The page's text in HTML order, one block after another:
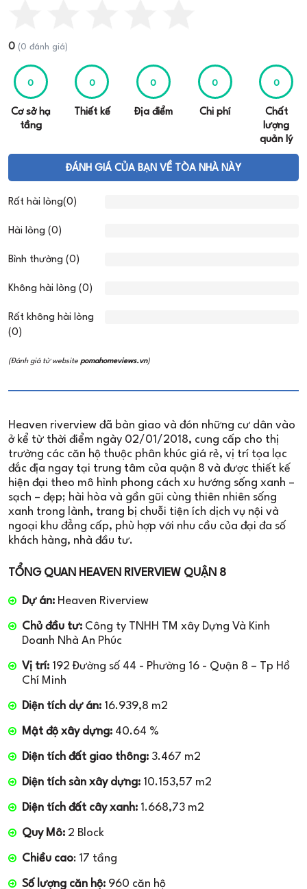
0 (0 đánh giá)
0
Cơ sở hạ
tầng
0
Thiết kế
0
Địa điểm
0
Chi phí
0
Chất
lượng
quản lý
ĐÁNH GIÁ CỦA BẠN VỀ TÒA NHÀ NÀY
Rất hài lòng(0)
Hài lòng (0)
Bình thường (0)
Không hài lòng (0)
Rất không hài lòng
(0)
(Đánh giá từ website pomahomeviews.vn)
Heaven riverview đã bàn giao và đón những cư dân vào
ở kể từ thời điểm ngày 02/01/2018, cung cấp cho thị
trường các căn hộ thuộc phân khúc giá rẻ, vị trí tọa lạc
đắc địa ngay tại trung tâm của quận 8 và được thiết kế
hiện đại theo mô hình phong cách xu hướng sống xanh –
sạch – đẹp; hài hòa và gần gũi cùng thiên nhiên sống
xanh trong lành, trang bị chuỗi tiện ích dịch vụ nội và
ngoại khu đẳng cấp, phù hợp với nhu cầu của đại đa số
khách hàng, nhà đầu tư.
TỔNG QUAN HEAVEN RIVERVIEW QUẬN 8
Dự án: Heaven Riverview
Chủ đầu tư: Công ty TNHH TM xây Dựng Và Kinh
Doanh Nhà An Phúc
Vị trí: 192 Đường số 44 - Phường 16 - Quận 8 – Tp Hồ
Chí Minh
Diện tích dự án: 16.939,8 m2
Mật độ xây dựng: 40.64 %
Diện tích đất giao thông: 3.467 m2
Diện tích sàn xây dựng: 10.153,57 m2
Diện tích đất cây xanh: 1.668,73 m2
Quy Mô: 2 Block
Chiều cao: 17 tầng
Số lượng căn hộ: 960 căn hộ